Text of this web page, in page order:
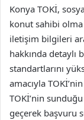
Konya TOKİ,
konut sahibi olma
iletişim bilgileri
hakkında detaylı
standartlarını
amacıyla
TOKİ’nin
geçerek başvuru